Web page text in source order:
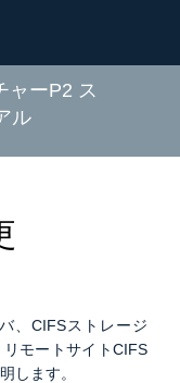
ャーP2 ス
ル
、CIFSストレージ
モートサイトCIFS
します。